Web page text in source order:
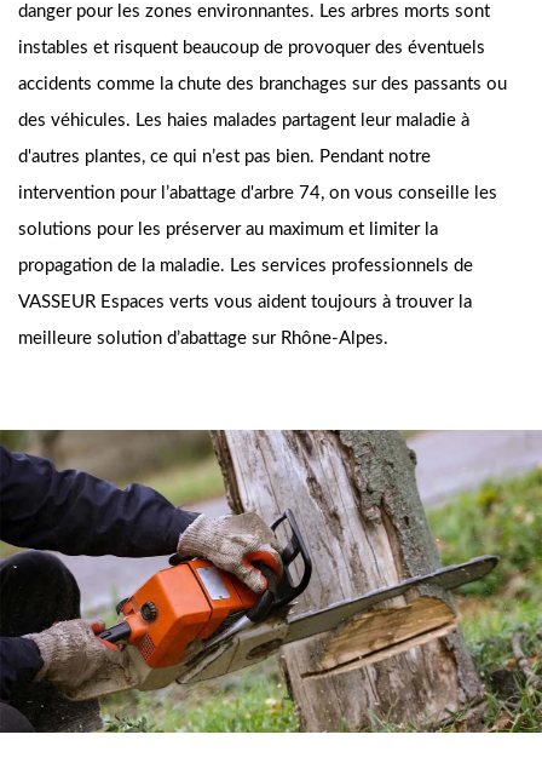
danger pour les zones environnantes. Les arbres morts sont
instables et risquent beaucoup de provoquer des éventuels
accidents comme la chute des branchages sur des passants ou
des véhicules. Les haies malades partagent leur maladie à
d'autres plantes, ce qui n’est pas bien. Pendant notre
intervention pour l’abattage d'arbre 74, on vous conseille les
solutions pour les préserver au maximum et limiter la
propagation de la maladie. Les services professionnels de
VASSEUR Espaces verts vous aident toujours à trouver la
meilleure solution d’abattage sur Rhône-Alpes.